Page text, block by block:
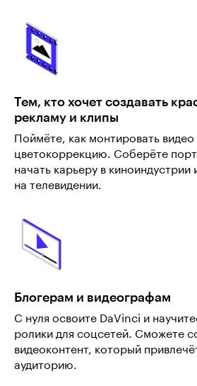
Тем, кто хочет создавать
рекламу и клипы
Поймёте, как монтировать видео
цветокоррекцию. Соберёте
начать карьеру в киноиндустрии
на телевидении.
Блогерам и видеографам
С нуля освоите DaVinci и
ролики для соцсетей. Сможете
видеоконтент, который
аудиторию.